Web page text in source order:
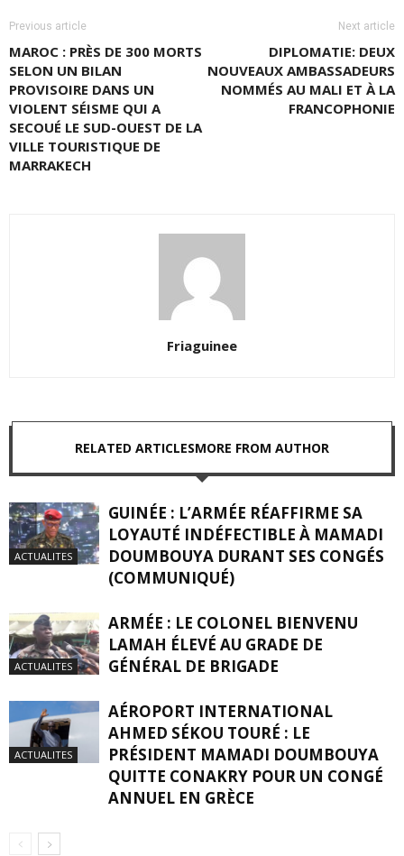
Previous article
MAROC : PRÈS DE 300 MORTS
SELON UN BILAN
PROVISOIRE DANS UN
VIOLENT SÉISME QUI A
SECOUÉ LE SUD-OUEST DE LA
VILLE TOURISTIQUE DE
MARRAKECH
Next article
DIPLOMATIE: DEUX
NOUVEAUX AMBASSADEURS
NOMMÉS AU MALI ET À LA
FRANCOPHONIE
Friaguinee
RELATED ARTICLESMORE FROM AUTHOR
ACTUALITES
GUINÉE : L’ARMÉE RÉAFFIRME SA
LOYAUTÉ INDÉFECTIBLE À MAMADI
DOUMBOUYA DURANT SES CONGÉS
(COMMUNIQUÉ)
ACTUALITES
ARMÉE : LE COLONEL BIENVENU
LAMAH ÉLEVÉ AU GRADE DE
GÉNÉRAL DE BRIGADE
ACTUALITES
AÉROPORT INTERNATIONAL
AHMED SÉKOU TOURÉ : LE
PRÉSIDENT MAMADI DOUMBOUYA
QUITTE CONAKRY POUR UN CONGÉ
ANNUEL EN GRÈCE